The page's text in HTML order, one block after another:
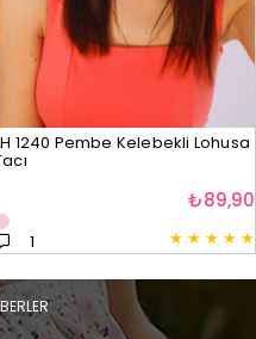
1240 Pembe Kelebekli Lohusa
★ ★ ★ ★ ★
1
₺89,90